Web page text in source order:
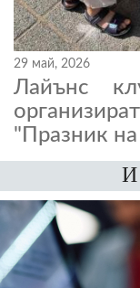
29 май, 2026
Лайънс
"Празник